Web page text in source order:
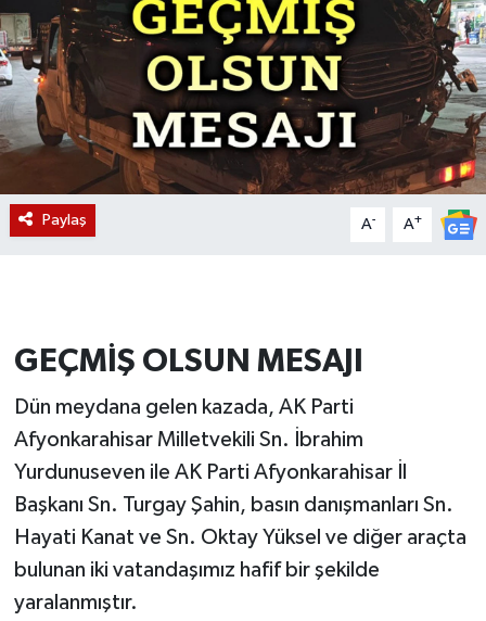
Paylaş A- A+
GEÇMİŞ OLSUN MESAJI
Dün meydana gelen kazada, AK Parti
Afyonkarahisar Milletvekili Sn. İbrahim
Yurdunuseven ile AK Parti Afyonkarahisar İl
Başkanı Sn. Turgay Şahin, basın danışmanları Sn.
Hayati Kanat ve Sn. Oktay Yüksel ve diğer araçta
bulunan iki vatandaşımız hafif bir şekilde
yaralanmıştır.